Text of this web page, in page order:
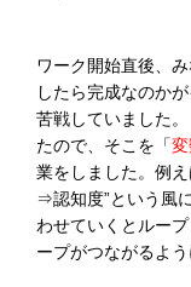
ワーク開始直後、
したら完成なのか
苦戦していました
たので、そこを「
業をしました。例
⇒認知度”という風
わせていくとルー
ープがつながるよ